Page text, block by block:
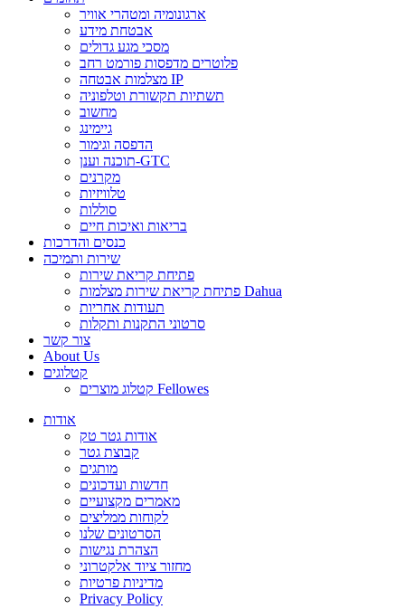
ארגונומיה ומטהרי אוויר
אבטחת מידע
מסכי מגע גדולים
פלוטרים מדפסות פורמט רחב
מצלמות אבטחה IP
תשתיות תקשורת וטלפוניה
מחשוב
גיימינג
הדפסה וגימור
תוכנה וענן-GTC
מקרנים
טלוויזיות
סוללות
בריאות ואיכות חיים
כנסים והדרכות
שירות ותמיכה
פתיחת קריאת שירות
פתיחת קריאת שירות מצלמות Dahua
תעודות אחריות
סרטוני התקנות ותקלות
צור קשר
About Us
קטלוגים
קטלוג מוצרים Fellowes
אודות
אודות גטר טק
קבוצת גטר
מותגים
חדשות ועדכונים
מאמרים מקצועיים
לקוחות ממליצים
הסרטונים שלנו
הצהרת נגישות
מחזור ציוד אלקטרוני
מדיניות פרטיות
Privacy Policy